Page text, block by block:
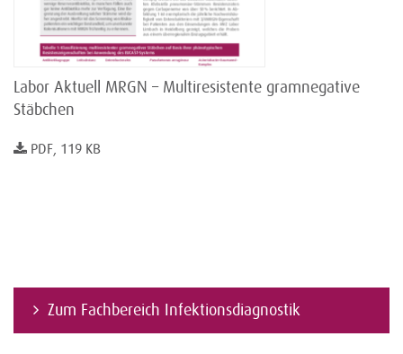
Labor Aktuell MRGN – Multiresistente gramnegative
Stäbchen
PDF, 119 KB
Zum Fachbereich Infektionsdiagnostik